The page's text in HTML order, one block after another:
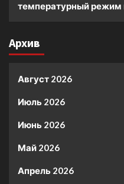
температурный режим
Архив
Август 2026
Июль 2026
Июнь 2026
Май 2026
Апрель 2026